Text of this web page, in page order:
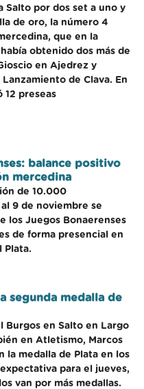
Salto por dos set a uno y
de oro, la número 4
que en la
obtenido dos más de
en Ajedrez y
de Clava. En
12 preseas
balance positivo
mercedina
de 10.000
9 de noviembre se
los Juegos Bonaerenses
de forma presencial en
Plata.
segunda medalla de
Burgos en Salto en Largo
en Atletismo, Marcos
la medalla de Plata en los
para el jueves,
van por más medallas.